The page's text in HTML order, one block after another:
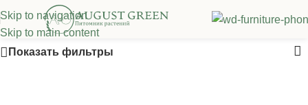
Skip to navigation
Skip to main content
Розы
Показать фильтры